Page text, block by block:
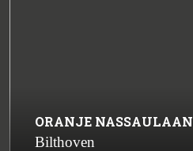
ORANJE NASSAULAAN
Bilthoven